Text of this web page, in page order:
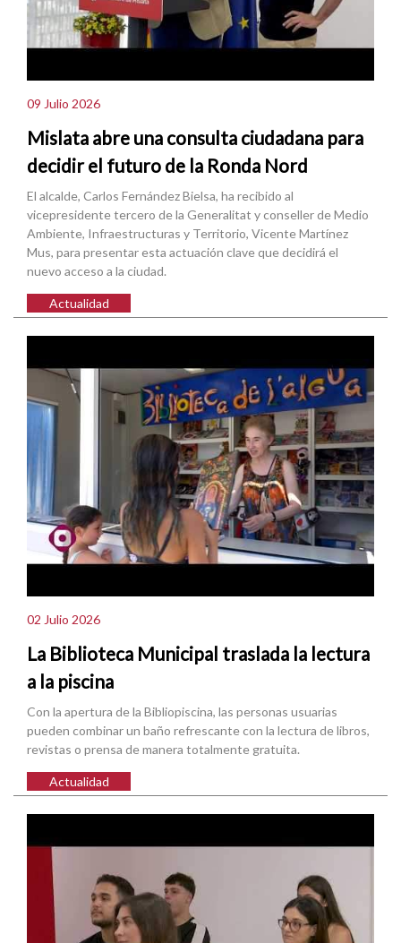
09 Julio 2026
Mislata abre una consulta ciudadana para
decidir el futuro de la Ronda Nord
El alcalde, Carlos Fernández Bielsa, ha recibido al
vicepresidente tercero de la Generalitat y conseller de Medio
Ambiente, Infraestructuras y Territorio, Vicente Martínez
Mus, para presentar esta actuación clave que decidirá el
nuevo acceso a la ciudad.
Actualidad
02 Julio 2026
La Biblioteca Municipal traslada la lectura
a la piscina
Con la apertura de la Bibliopiscina, las personas usuarias
pueden combinar un baño refrescante con la lectura de libros,
revistas o prensa de manera totalmente gratuita.
Actualidad